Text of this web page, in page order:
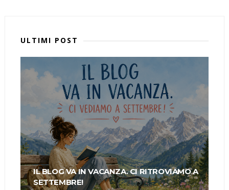
ULTIMI POST
IL BLOG VA IN VACANZA. CI RITROVIAMO A
SETTEMBRE!